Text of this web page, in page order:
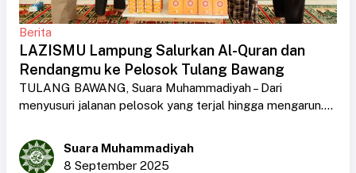
Berita
LAZISMU Lampung Salurkan Al-Quran dan
Rendangmu ke Pelosok Tulang Bawang
TULANG BAWANG, Suara Muhammadiyah – Dari
menyusuri jalanan pelosok yang terjal hingga mengarun....
Suara Muhammadiyah
8 September 2025